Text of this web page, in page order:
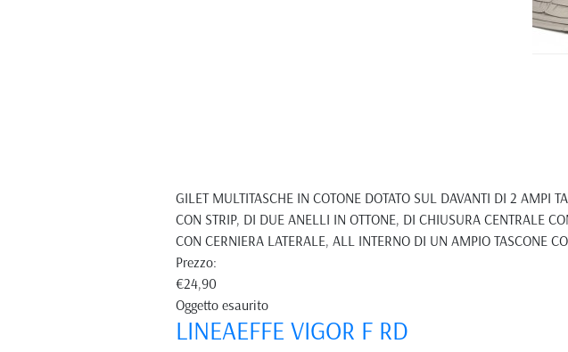
GILET MULTITASCHE IN COTONE DOTATO SUL DAVANTI DI 2 AMPI
CON STRIP, DI DUE ANELLI IN OTTONE, DI CHIUSURA CENTRALE
CON CERNIERA LATERALE, ALL INTERNO DI UN AMPIO TASCONE
Prezzo:
€24,90
Oggetto esaurito
LINEAEFFE VIGOR F RD